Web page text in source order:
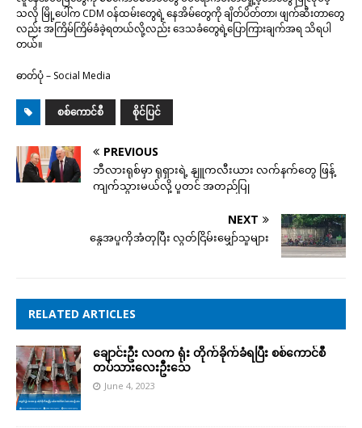
သလို မြို့ပေါ်က CDM ဝန်ထမ်းတွေရဲ့ နေအိမ်တွေကို ချိတ်ပိတ်တာ၊ ဖျက်ဆီးတာတွေ
လည်း အကြိမ်ကြိမ်ခံခဲ့ရတယ်လို့လည်း ဒေသခံတွေရဲ့ပြောကြားချက်အရ သိရပါ
တယ်။
ဓာတ်ပုံ – Social Media
စစ်ကောင်စီ စိုင်ပြင်
PREVIOUS
ဘီလားရုစ်မှာ ရုရှားရဲ့ နျူကလီးယား လက်နက်တွေ ဖြန့်
ကျက်သွားမယ်လို့ ပူတင် အတည်ပြု
NEXT
နွေအပူကိုအံတုပြီး လွတ်ငြိမ်းမျှော်သူများ
RELATED ARTICLES
ချောင်းဦး လဝက ရုံး တိုက်ခိုက်ခံရပြီး စစ်ကောင်စီ
တပ်သားလေးဦးသေ
June 4, 2023